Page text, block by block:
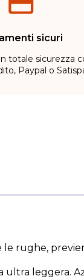
sicuri
totale sicurezza
Paypal o
le rughe,
ultra leggera.